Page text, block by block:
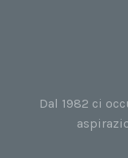
Dal 1982 ci